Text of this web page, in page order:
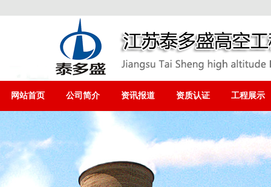
网站首页 公司简介 资讯报道 资质认证 工程展示